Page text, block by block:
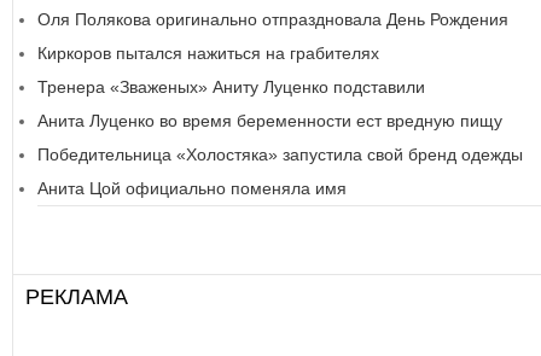
Оля Полякова оригинально отпраздновала День Рождения
Киркоров пытался нажиться на грабителях
Тренера «Зваженых» Аниту Луценко подставили
Анита Луценко во время беременности ест вредную пищу
Победительница «Холостяка» запустила свой бренд одежды
Анита Цой официально поменяла имя
РЕКЛАМА